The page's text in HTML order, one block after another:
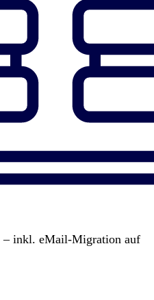
– inkl. eMail-Migration auf